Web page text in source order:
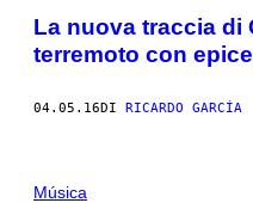
La nuova traccia di
terremoto con
04.05.16DI RICARDO GARCÍA
Música